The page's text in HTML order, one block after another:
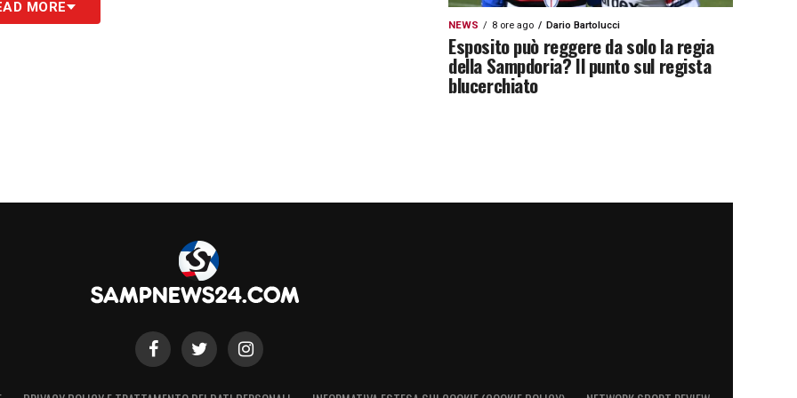
MORE
NEWS 8 ore ago Dario Bartolucci
Esposito può reggere da solo la regia
della Sampdoria? Il punto sul regista
blucerchiato